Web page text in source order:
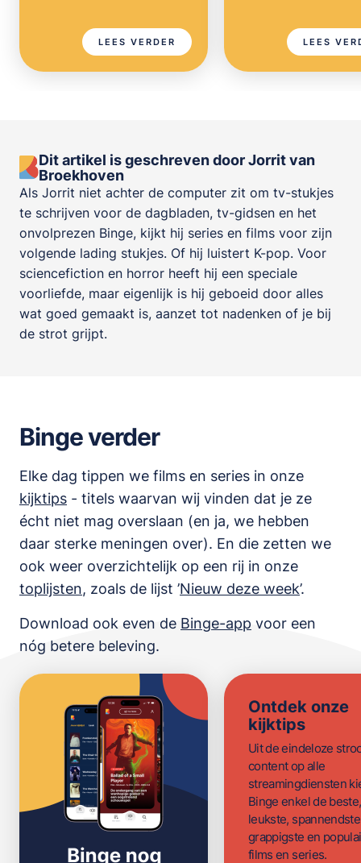
LEES VERDER LEES
Dit artikel is geschreven door Jorrit van
Broekhoven
Als Jorrit niet achter de computer zit om tv-stukjes
te schrijven voor de dagbladen, tv-gidsen en het
onvolprezen Binge, kijkt hij series en films voor zijn
volgende lading stukjes. Of hij luistert K-pop. Voor
sciencefiction en horror heeft hij een speciale
voorliefde, maar eigenlijk is hij geboeid door alles
wat goed gemaakt is, aanzet tot nadenken of je bij
de strot grijpt.
Binge verder
Elke dag tippen we films en series in onze
kijktips - titels waarvan wij vinden dat je ze
écht niet mag overslaan (en ja, we hebben
daar sterke meningen over). En die zetten we
ook weer overzichtelijk op een rij in onze
toplijsten, zoals de lijst ’Nieuw deze week’.
Download ook even de Binge-app voor een
nóg betere beleving.
Ontdek onze
kijktips
Uit de eindeloze
content op alle
streamingdiensten
Binge enkel de beste,
leukste,
grappigste en
films en series.